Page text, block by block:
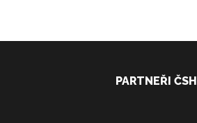
PARTNEŘI ČSH